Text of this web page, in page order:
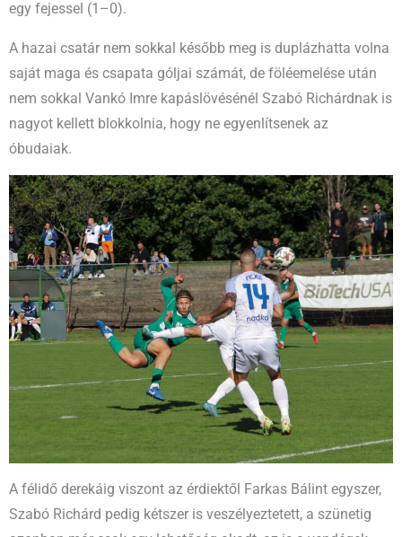
egy fejessel (1–0).
A hazai csatár nem sokkal később meg is duplázhatta volna
saját maga és csapata góljai számát, de föléemelése után
nem sokkal Vankó Imre kapáslövésénél Szabó Richárdnak is
nagyot kellett blokkolnia, hogy ne egyenlítsenek az
óbudaiak.
A félidő derekáig viszont az érdiektől Farkas Bálint egyszer,
Szabó Richárd pedig kétszer is veszélyeztetett, a szünetig